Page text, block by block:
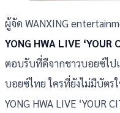
ผู้จัด WANXING
YONG HWA LIVE ‘YOUR
ตอบรับที่ดีจากชาวบอยซ์ไป
บอยซ์ไทย ใครที่ยังไม่มีบัตร
YONG HWA LIVE